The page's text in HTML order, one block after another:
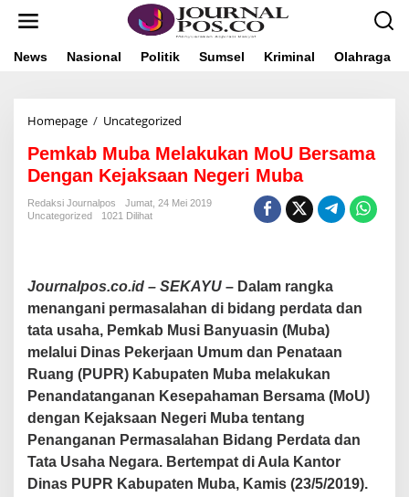
News Nasional Politik Sumsel Kriminal Olahraga
Homepage / Uncategorized
m
k
a
b
M
e
l
a
k
u
k
a
n
M
o
U
B
Pemkab Muba Melakukan MoU Bersama
Dengan Kejaksaan Negeri Muba
Redaksi Journalpos
Jumat, 24 Mei 2019
Uncategorized
1021 Dilihat
Journalpos.co.id – SEKAYU – Dalam rangka
menangani permasalahan di bidang perdata dan
tata usaha, Pemkab Musi Banyuasin (Muba)
melalui Dinas Pekerjaan Umum dan Penataan
Ruang (PUPR) Kabupaten Muba melakukan
Penandatanganan Kesepahaman Bersama (MoU)
dengan Kejaksaan Negeri Muba tentang
Penanganan Permasalahan Bidang Perdata dan
Tata Usaha Negara. Bertempat di Aula Kantor
Dinas PUPR Kabupaten Muba, Kamis (23/5/2019).